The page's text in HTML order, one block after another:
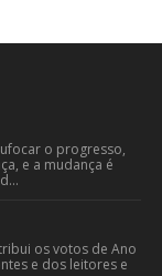
o progresso,
e a mudança é
os votos de Ano
e dos leitores e